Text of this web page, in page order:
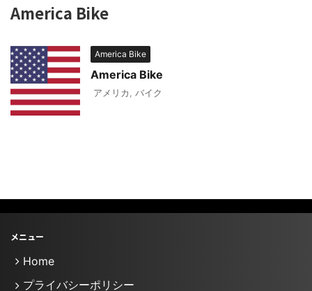
America Bike
America Bike
America Bike
アメリカ バイク
メニュー
Home
プライバシーポリシー